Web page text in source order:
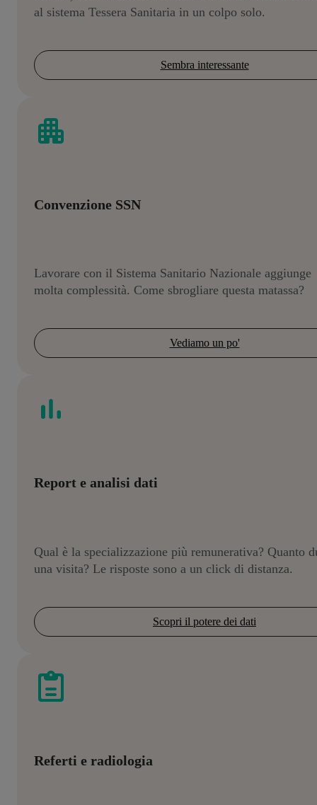
al sistema Tessera Sanitaria in un colpo solo.
Sembra interessante
Convenzione SSN
Lavorare con il Sistema Sanitario Nazionale aggiunge
molta complessità. Come sbrogliare questa matassa?
Vediamo un po'
Report e analisi dati
Qual è la specializzazione più remunerativa? Quanto
una visita? Le risposte sono a un click di distanza.
Scopri il potere dei dati
Referti e radiologia